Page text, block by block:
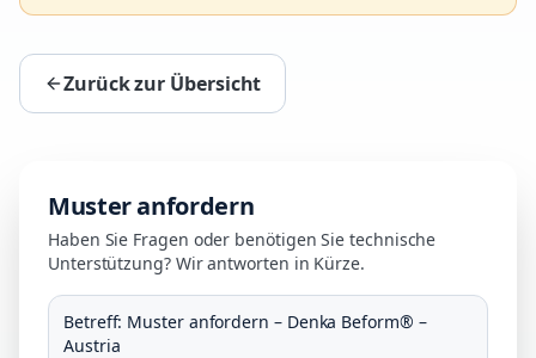
Zurück zur Übersicht
Muster anfordern
Haben Sie Fragen oder benötigen Sie technische
Unterstützung? Wir antworten in Kürze.
Betreff: Muster anfordern – Denka Beform® –
Austria